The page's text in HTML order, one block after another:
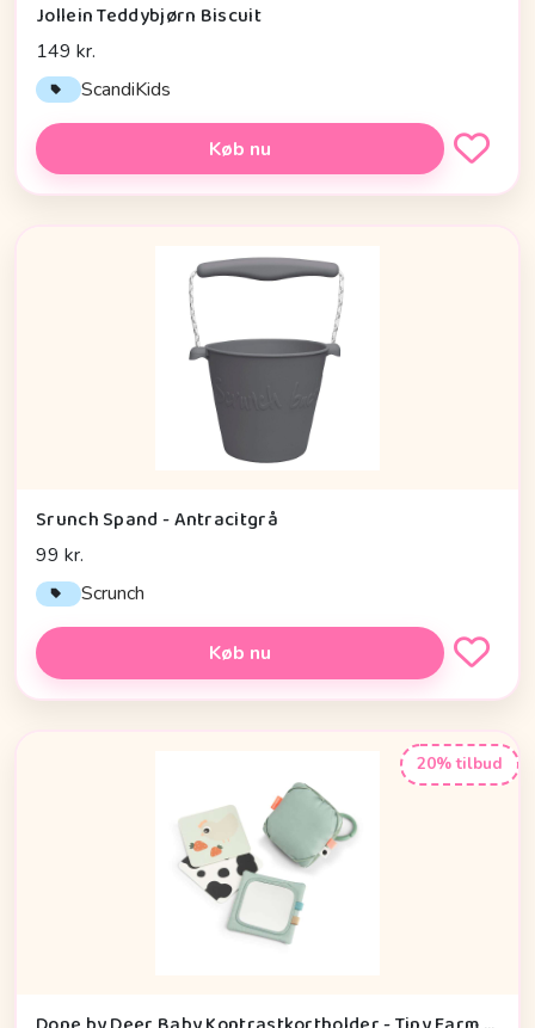
Jollein Teddybjørn Biscuit
149 kr.
ScandiKids
Køb nu
Srunch Spand - Antracitgrå
99 kr.
Scrunch
Køb nu
20% tilbud